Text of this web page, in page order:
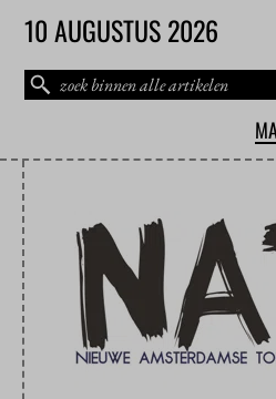
10 AUGUSTUS 2026